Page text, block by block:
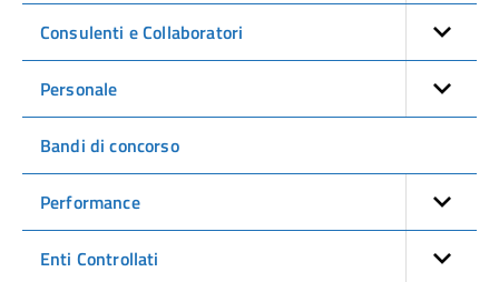
Consulenti e Collaboratori
Personale
Bandi di concorso
Performance
Enti Controllati